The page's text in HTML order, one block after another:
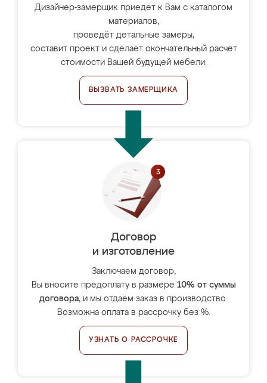
Дизайнер-замерщик приедет к Вам с каталогом
материалов,
проведёт детальные замеры,
составит проект и сделает окончательный расчёт
стоимости Вашей будущей мебели.
ВЫЗВАТЬ ЗАМЕРЩИКА
Договор
и изготовление
Заключаем договор,
Вы вносите предоплату в размере 10% от суммы
договора, и мы отдаём заказ в производство.
Возможна оплата в рассрочку без %.
УЗНАТЬ О РАССРОЧКЕ